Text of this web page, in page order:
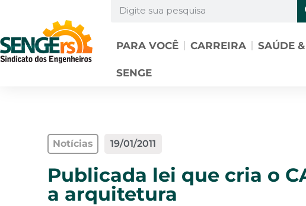
PARA VOCÊ CARREIRA SAÚDE
SENGE
Notícias 19/01/2011
Publicada lei que cria o
a arquitetura